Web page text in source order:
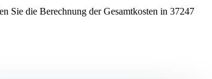
Sie die Berechnung der Gesamtkosten in 37247